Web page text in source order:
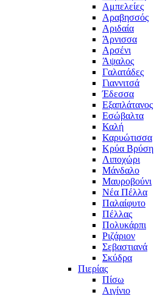
Αμπελείες
Αραβησσός
Αριδαία
Άρνισσα
Αρσένι
Άψαλος
Γαλατάδες
Γιαννιτσά
Έδεσσα
Εξαπλάτανος
Εσώβαλτα
Καλή
Καρυώτισσα
Κρύα Βρύση
Λιποχώρι
Μάνδαλο
Μαυροβούνι
Νέα Πέλλα
Παλαίφυτο
Πέλλας
Πολυκάρπι
Ριζάριον
Σεβαστιανά
Σκύδρα
Πιερίας
Πίσω
Αιγίνιο